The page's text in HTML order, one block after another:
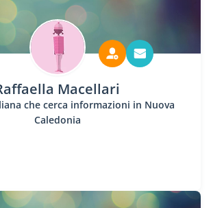
Macellari
che cerca informazioni in Nuova
Caledonia